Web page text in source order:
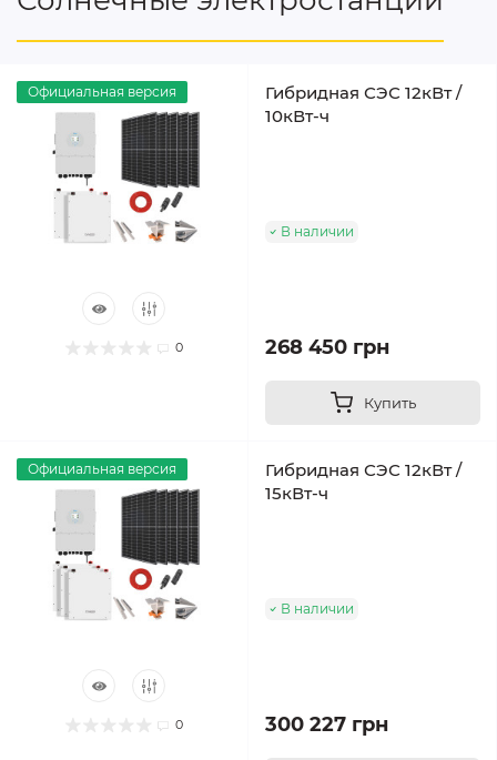
Официальная версия
0
Гибридная СЭС 12кВт /
10кВт-ч
В наличии
268 450 грн
Купить
Официальная версия
0
Гибридная СЭС 12кВт /
15кВт-ч
В наличии
300 227 грн